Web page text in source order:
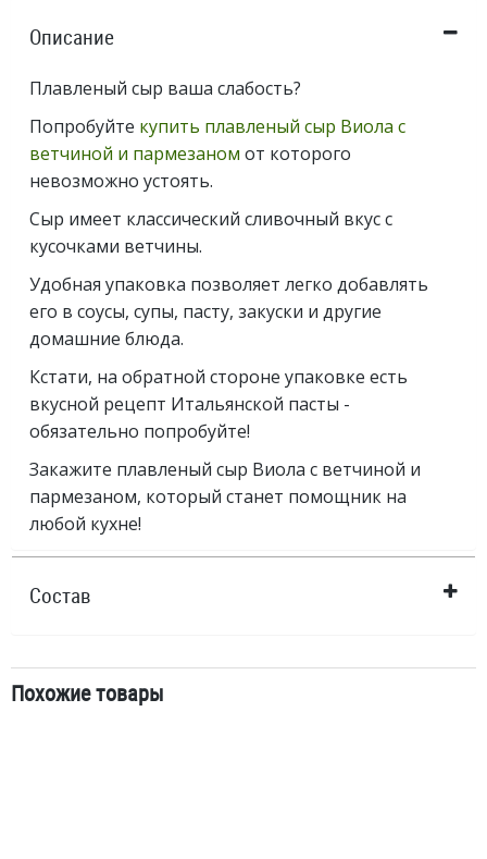
Описание
Плавленый сыр ваша слабость?
Попробуйте купить плавленый сыр Виола с
ветчиной и пармезаном от которого
невозможно устоять.
Сыр имеет классический сливочный вкус с
кусочками ветчины.
Удобная упаковка позволяет легко добавлять
его в соусы, супы, пасту, закуски и другие
домашние блюда.
Кстати, на обратной стороне упаковке есть
вкусной рецепт Итальянской пасты -
обязательно попробуйте!
Закажите плавленый сыр Виола с ветчиной и
пармезаном, который станет помощник на
любой кухне!
Состав
Похожие товары